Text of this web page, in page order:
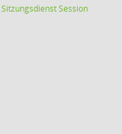
SitzungsdienstSession(Wird in